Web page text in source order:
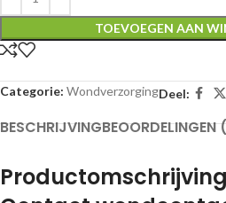
TOEVOEGEN AAN
Categorie: WondverzorgingDeel:
BESCHRIJVING